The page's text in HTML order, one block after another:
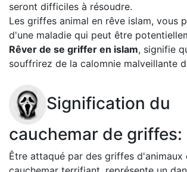
seront difficiles à résoudre.
Les griffes animal en rêve islam, vous
d'une maladie qui peut être
Rêver de se griffer en islam, signifie
souffrirez de la calomnie malveillante
Signification du
cauchemar de griffes:
Être attaqué par des griffes d'animaux